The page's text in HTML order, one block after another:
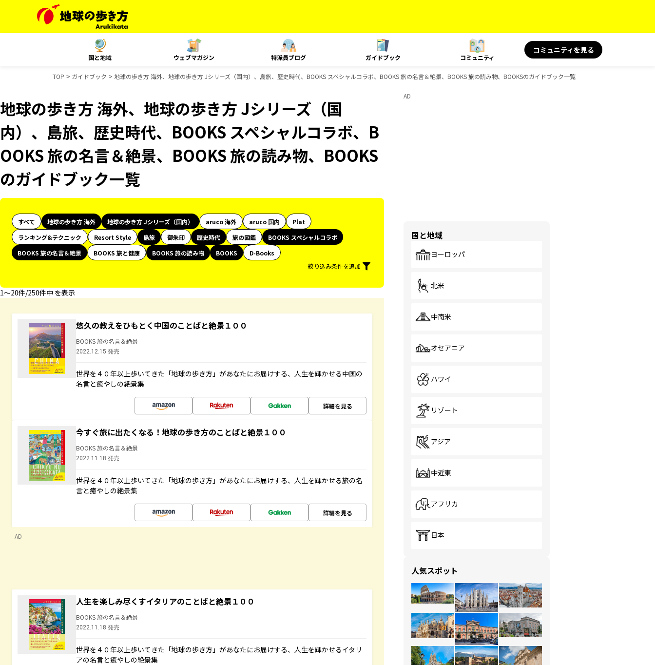
国と地域 ウェブマガジン 特派員ブログ ガイドブック コミュニティ
コミュニティを見る
TOP ガイドブック 地球の歩き方 海外、地球の歩き方 Jシリーズ（国内）、島旅、歴史時代、BOOKS スペシャルコラボ、BOOKS 旅の名言＆絶景、BOOKS 旅の読み物、BOOKSのガイドブック一覧
地球の歩き方 海外、地球の歩き方 Jシリーズ（国
内）、島旅、歴史時代、BOOKS スペシャルコラボ、B
OOKS 旅の名言＆絶景、BOOKS 旅の読み物、BOOKS
のガイドブック一覧
すべて 地球の歩き方 海外 地球の歩き方 Jシリーズ（国内） aruco 海外 aruco 国内
Plat
ランキング&テクニック
Resort Style 島旅 御朱印 歴史時代 旅の図鑑
BOOKS スペシャルコラボ
BOOKS 旅の名言＆絶景
BOOKS 旅と健康 BOOKS 旅の読み物 BOOKS
D-Books
絞り込み条件を追加
1〜20件/250件中 を表示
悠久の教えをひもとく中国のことばと絶景１００
BOOKS 旅の名言＆絶景
2022.12.15 発売
世界を４０年以上歩いてきた「地球の歩き方」があなたにお届けする、人生を輝かせる中国の
名言と癒やしの絶景集
詳細を見る
今すぐ旅に出たくなる！地球の歩き方のことばと絶景１００
BOOKS 旅の名言＆絶景
2022.11.18 発売
世界を４０年以上歩いてきた「地球の歩き方」があなたにお届けする、人生を輝かせる旅の名
言と癒やしの絶景集
詳細を見る
AD
人生を楽しみ尽くすイタリアのことばと絶景１００
BOOKS 旅の名言＆絶景
2022.11.18 発売
世界を４０年以上歩いてきた「地球の歩き方」があなたにお届けする、人生を輝かせるイタリ
アの名言と癒やしの絶景集
AD
国と地域
ヨーロッパ
北米
中南米
オセアニア
ハワイ
リゾート
アジア
中近東
アフリカ
日本
人気スポット